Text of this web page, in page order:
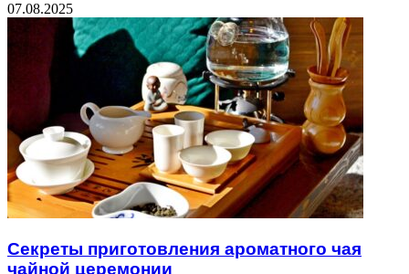
07.08.2025
Секреты приготовления ароматного чая
чайной церемонии